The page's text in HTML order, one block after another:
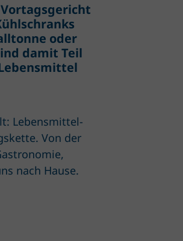
oder
damit Teil
Lebensmittel­
Von der
nach Hause.